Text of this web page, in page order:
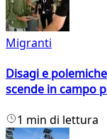
Migranti
Disagi e
scende in campo
1 min di lettura